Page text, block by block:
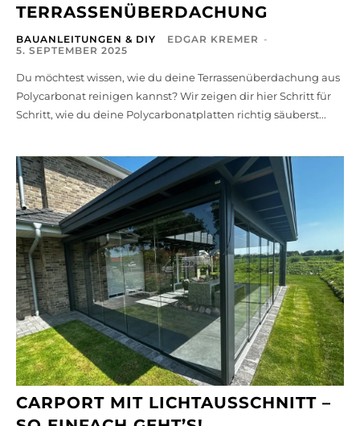
TERRASSENÜBERDACHUNG
BAUANLEITUNGEN & DIY EDGAR KREMER -
5. SEPTEMBER 2025
Du möchtest wissen, wie du deine Terrassenüberdachung aus
Polycarbonat reinigen kannst? Wir zeigen dir hier Schritt für
Schritt, wie du deine Polycarbonatplatten richtig säuberst...
CARPORT MIT LICHTAUSSCHNITT –